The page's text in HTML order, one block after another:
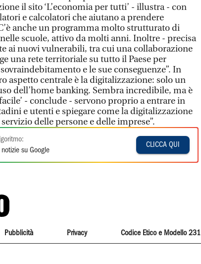
il sito ‘L’economia per tutti’ - illustra - con
e calcolatori che aiutano a prendere
anche un programma molto strutturato di
scuole, attivo da molti anni. Inoltre - precisa
ai nuovi vulnerabili, tra cui una collaborazione
una rete territoriale su tutto il Paese per
e le sue conseguenze”. In
aspetto centrale è la digitalizzazione: solo un
dell’home banking. Sembra incredibile, ma è
- conclude - servono proprio a entrare in
e utenti e spiegare come la digitalizzazione
delle persone e delle imprese”.
su Google
CLICCA QUI
Pubblicità Privacy Codice Etico e Modello 231